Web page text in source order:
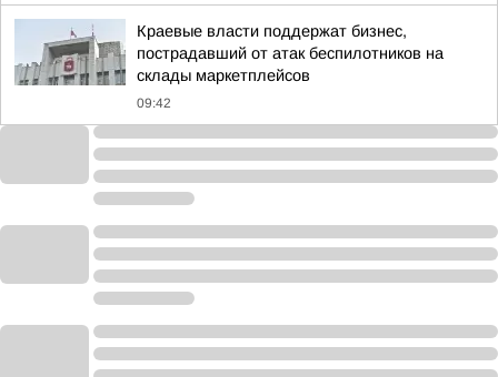
Краевые власти поддержат бизнес,
пострадавший от атак беспилотников на
склады маркетплейсов
09:42